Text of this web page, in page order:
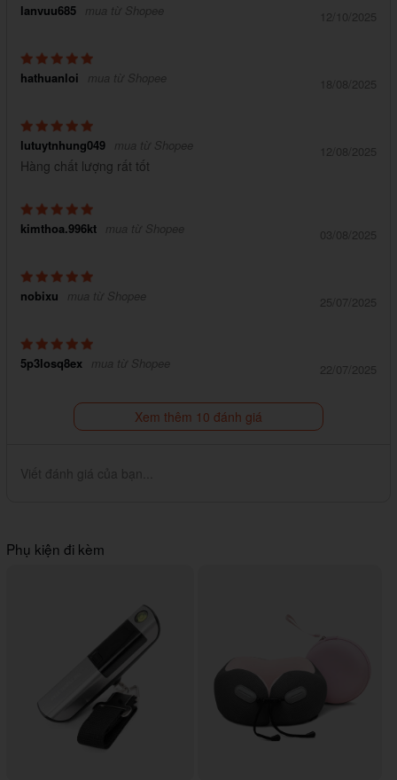
lanvuu685 mua từ Shopee 12/10/2025
hathuanloi mua từ Shopee 18/08/2025
lutuytnhung049 mua từ Shopee 12/08/2025
Hàng chất lượng rất tốt
kimthoa.996kt mua từ Shopee 03/08/2025
nobixu mua từ Shopee 25/07/2025
5p3losq8ex mua từ Shopee 22/07/2025
Xem thêm 10 đánh giá
Viết đánh giá của bạn...
Phụ kiện đi kèm